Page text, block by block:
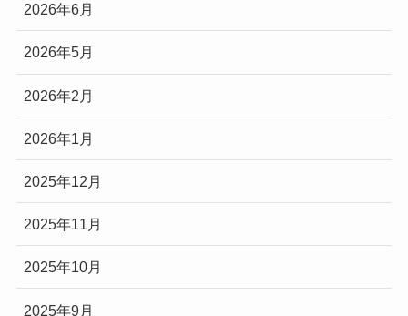
2026年6月
2026年5月
2026年2月
2026年1月
2025年12月
2025年11月
2025年10月
2025年9月